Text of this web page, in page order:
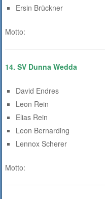
Ersin Brückner
Motto:
14.SV Dunna Wedda
David Endres
Leon Rein
Elias Rein
Leon Bernarding
Lennox Scherer
Motto: